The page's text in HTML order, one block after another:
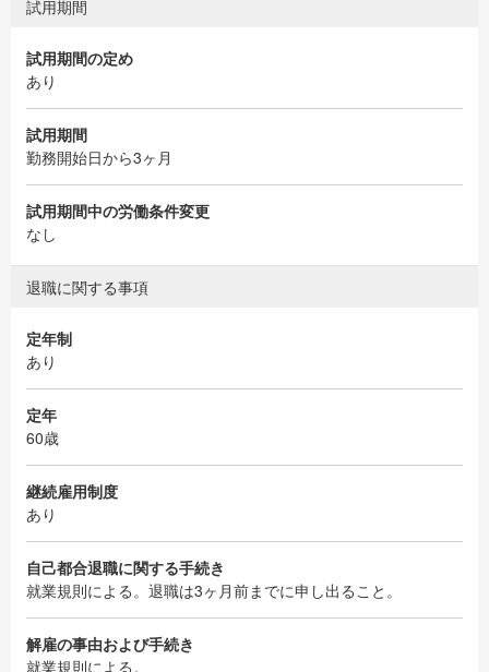
試用期間
試用期間の定め
あり
試用期間
勤務開始日から3ヶ月
試用期間中の労働条件変更
なし
退職に関する事項
定年制
あり
定年
60歳
継続雇用制度
あり
自己都合退職に関する手続き
就業規則による。退職は3ヶ月前までに申し出ること。
解雇の事由および手続き
就業規則による。